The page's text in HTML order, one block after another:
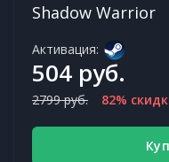
Shadow Warrior
Активация:
504 руб.
2799 руб. 82%